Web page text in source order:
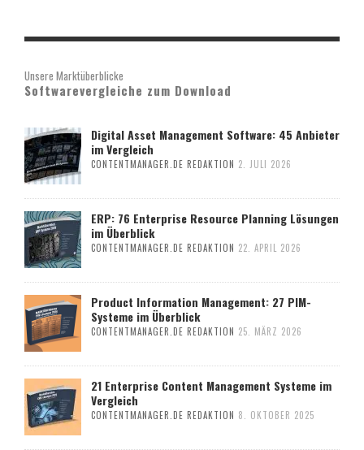
Unsere Marktüberblicke
Softwarevergleiche zum Download
Digital Asset Management Software: 45 Anbieter
im Vergleich
CONTENTMANAGER.DE REDAKTION 2. JULI 2026
ERP: 76 Enterprise Resource Planning Lösungen
im Überblick
CONTENTMANAGER.DE REDAKTION 22. APRIL 2026
Product Information Management: 27 PIM-
Systeme im Überblick
CONTENTMANAGER.DE REDAKTION 25. MÄRZ 2026
21 Enterprise Content Management Systeme im
Vergleich
CONTENTMANAGER.DE REDAKTION 8. OKTOBER 2025